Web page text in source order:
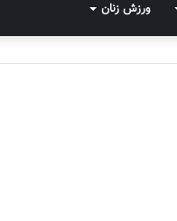
ورزش زنان